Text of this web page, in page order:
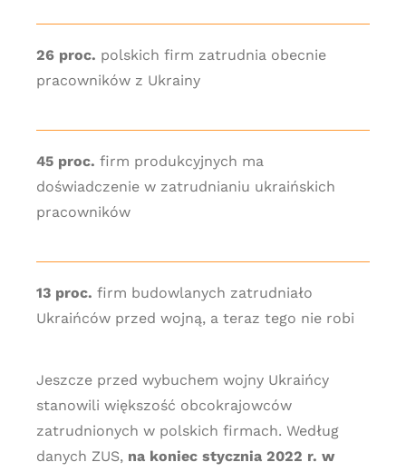
26 proc. polskich firm zatrudnia obecnie
pracowników z Ukrainy
45 proc. firm produkcyjnych ma
doświadczenie w zatrudnianiu ukraińskich
pracowników
13 proc. firm budowlanych zatrudniało
Ukraińców przed wojną, a teraz tego nie robi
Jeszcze przed wybuchem wojny Ukraińcy
stanowili większość obcokrajowców
zatrudnionych w polskich firmach. Według
danych ZUS, na koniec stycznia 2022 r. w